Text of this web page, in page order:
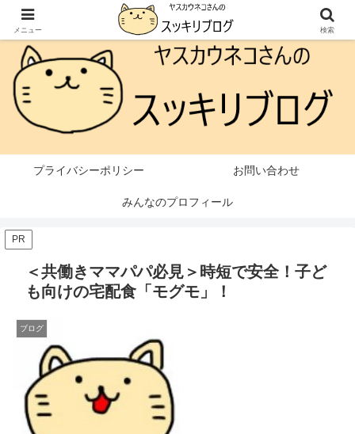
本ページはプロモーションが含まれています
プライバシーポリシー お問い合わせ
みんなのプロフィール
PR
＜共働きママパパ必見＞時短で安全！子ど
も向けの宅配食「モグモ」！
ブログ
メニュー 検索